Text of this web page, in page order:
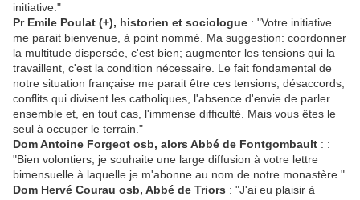
initiative."
Pr Emile Poulat (+), historien et sociologue : "Votre initiative
me parait bienvenue, à point nommé. Ma suggestion: coordonner
la multitude dispersée, c'est bien; augmenter les tensions qui la
travaillent, c'est la condition nécessaire. Le fait fondamental de
notre situation française me parait être ces tensions, désaccords,
conflits qui divisent les catholiques, l'absence d'envie de parler
ensemble et, en tout cas, l'immense difficulté. Mais vous êtes le
seul à occuper le terrain."
Dom Antoine Forgeot osb, alors Abbé de Fontgombault : :
"Bien volontiers, je souhaite une large diffusion à votre lettre
bimensuelle à laquelle je m'abonne au nom de notre monastère."
Dom Hervé Courau osb, Abbé de Triors : "J'ai eu plaisir à